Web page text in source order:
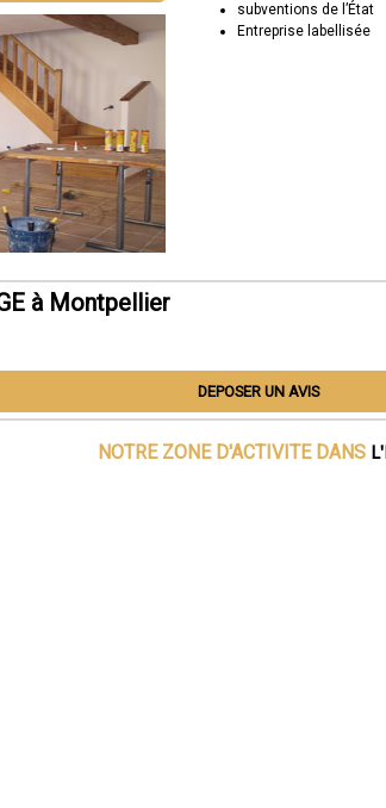
subventions de l’État
Entreprise labellisée
à Montpellier
DEPOSER UN AVIS
NOTRE ZONE D'ACTIVITE DANS